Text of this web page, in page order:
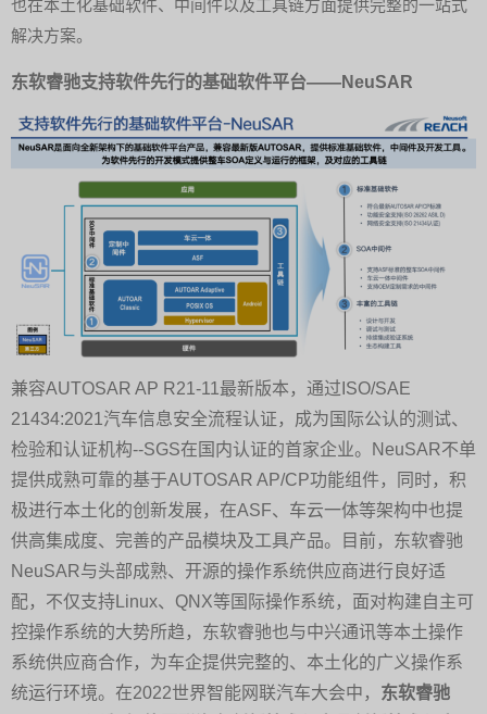
也在本土化基础软件、中间件以及工具链方面提供完整的一站式
解决方案。
东软睿驰支持软件先行的基础软件平台——NeuSAR
兼容AUTOSAR AP R21-11最新版本，通过ISO/SAE
21434:2021汽车信息安全流程认证，成为国际公认的测试、
检验和认证机构--SGS在国内认证的首家企业。NeuSAR不单
提供成熟可靠的基于AUTOSAR AP/CP功能组件，同时，积
极进行本土化的创新发展，在ASF、车云一体等架构中也提
供高集成度、完善的产品模块及工具产品。目前，东软睿驰
NeuSAR与头部成熟、开源的操作系统供应商进行良好适
配，不仅支持Linux、QNX等国际操作系统，面对构建自主可
控操作系统的大势所趋，东软睿驰也与中兴通讯等本土操作
系统供应商合作，为车企提供完整的、本土化的广义操作系
统运行环境。在2022世界智能网联汽车大会中， 东软睿驰